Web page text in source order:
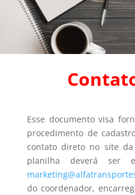
Esse documento visa
procedimento de
contato direto no site
planilha deverá ser
do coordenador,